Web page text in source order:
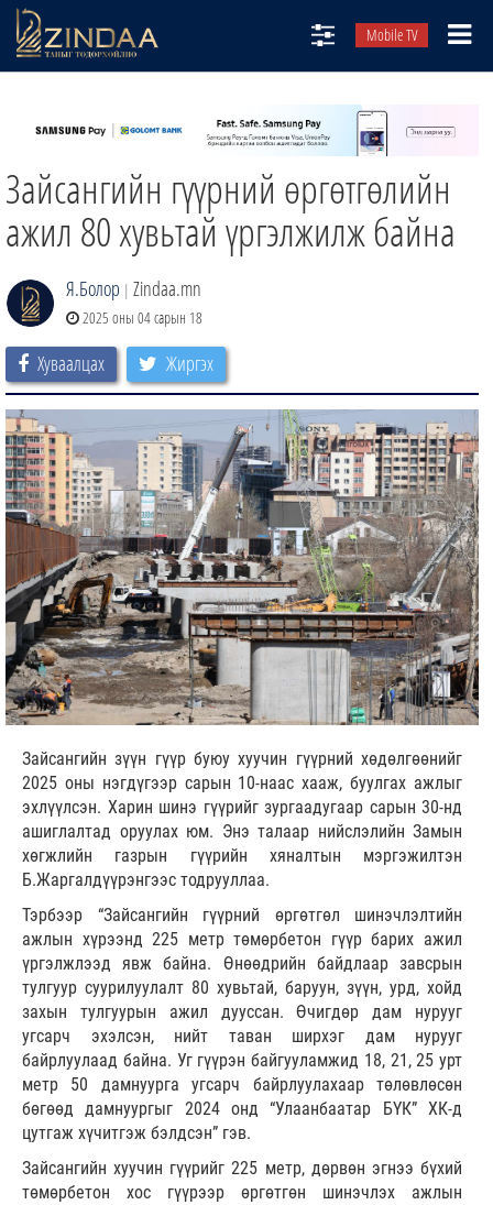
Mobile TV
ТВ8
ӨГЛӨӨНИЙ СОНИН
АУДИО ЗОХИОЛ
Зайсангийн гүүрний өргөтгөлийн
ажил 80 хувьтай үргэлжилж байна
Я.Болор | Zindaa.mn
2025 оны 04 сарын 18
Хуваалцах Жиргэх
Зайсангийн зүүн гүүр буюу хуучин гүүрний хөдөлгөөнийг
2025 оны нэгдүгээр сарын 10-наас хааж, буулгах ажлыг
эхлүүлсэн. Харин шинэ гүүрийг зургаадугаар сарын 30-нд
ашиглалтад оруулах юм. Энэ талаар нийслэлийн Замын
хөгжлийн газрын гүүрийн хяналтын мэргэжилтэн
Б.Жаргалдүүрэнгээс тодрууллаа.
Тэрбээр “Зайсангийн гүүрний өргөтгөл шинэчлэлтийн
ажлын хүрээнд 225 метр төмөрбетон гүүр барих ажил
үргэлжлээд явж байна. Өнөөдрийн байдлаар завсрын
тулгуур суурилуулалт 80 хувьтай, баруун, зүүн, урд, хойд
захын тулгуурын ажил дууссан. Өчигдөр дам нурууг
угсарч эхэлсэн, нийт таван ширхэг дам нурууг
байрлуулаад байна. Уг гүүрэн байгууламжид 18, 21, 25 урт
метр 50 дамнуурга угсарч байрлуулахаар төлөвлөсөн
бөгөөд дамнуургыг 2024 онд “Улаанбаатар БҮК” ХК-д
цутгаж хүчитгэж бэлдсэн” гэв.
Зайсангийн хуучин гүүрийг 225 метр, дөрвөн эгнээ бүхий
төмөрбетон хос гүүрээр өргөтгөн шинэчлэх ажлын